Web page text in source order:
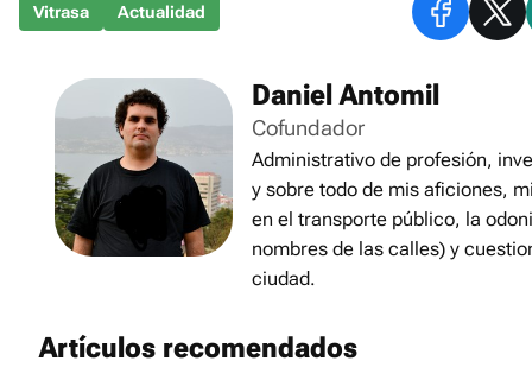
Vitrasa Actualidad
Daniel Antomil
Cofundador
Administrativo de profesión,
y sobre todo de mis aficiones,
en el transporte público, la
nombres de las calles) y
ciudad.
Artículos recomendados